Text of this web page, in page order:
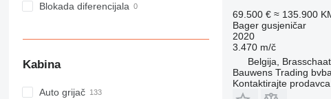
Blokada diferencijala
Kabina
Auto grijač
69.500 € ≈ 135.900
Bager gusjeničar
2020
3.470 m/č
Belgija, Brasschaat
Bauwens Trading bvba
Kontaktirajte prodavca